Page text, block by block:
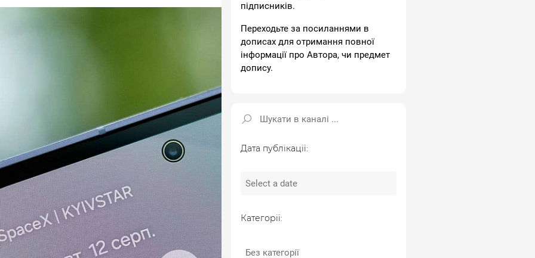
підписників.
Переходьте за посиланнями в
дописах для отримання повної
інформації про Автора, чи предмет
допису.
Дата публікації:
Категорії:
Без категорії